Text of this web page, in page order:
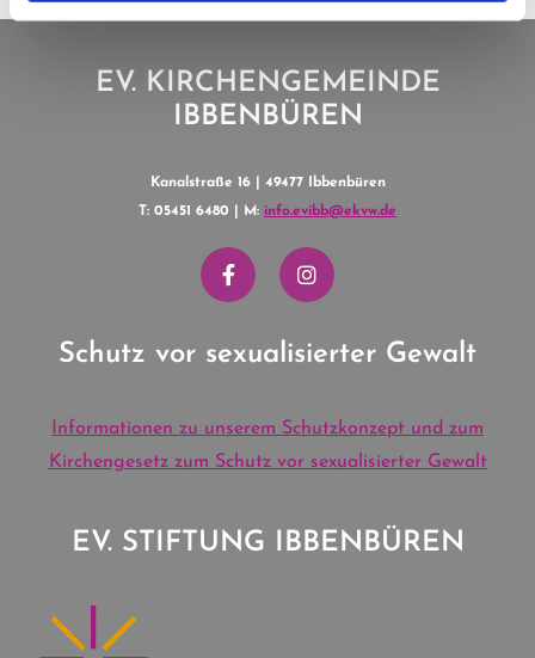
EV. KIRCHENGEMEINDE
IBBENBÜREN
Kanalstraße 16 | 49477 Ibbenbüren
T: 05451 6480 | M: info.evibb@ekvw.de
Schutz vor sexualisierter Gewalt
Informationen zu unserem Schutzkonzept und zum
Kirchengesetz zum Schutz vor sexualisierter Gewalt
EV. STIFTUNG IBBENBÜREN